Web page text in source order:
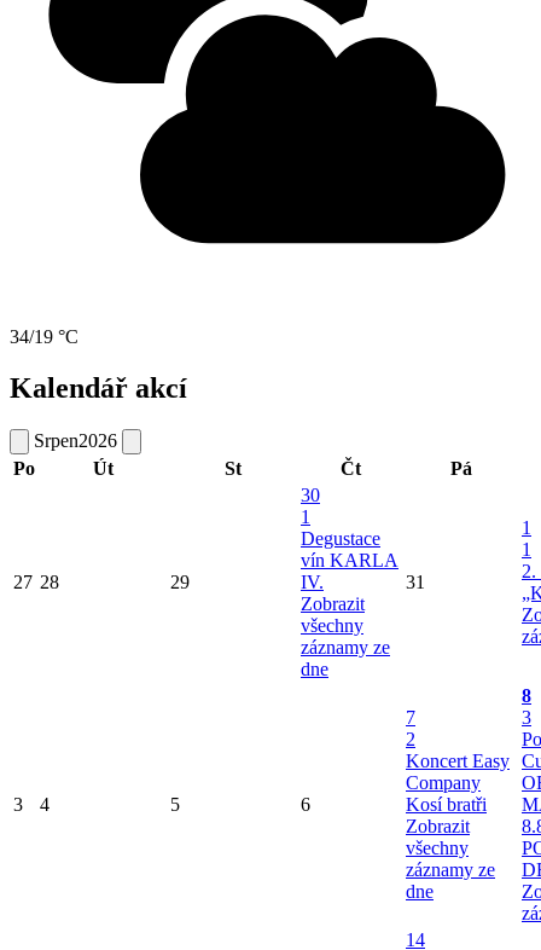
34/19 °C
Kalendář akcí
Srpen2026
Po
Út St Čt Pá
27 28 29
30
1
Degustace
vín KARLA
IV.
Zobrazit
všechny
záznamy ze
dne
31
1
1
2.
3 4 5 6
7
2
Koncert Easy
Company
Kosí bratři
Zobrazit
všechny
záznamy ze
dne
8
3
14